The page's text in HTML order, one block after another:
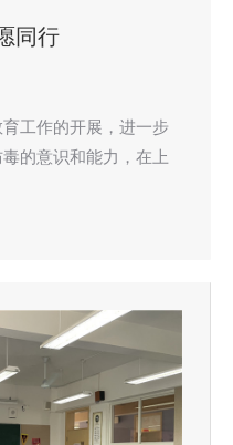
同行
工作的开展，进一步
的意识和能力，在上